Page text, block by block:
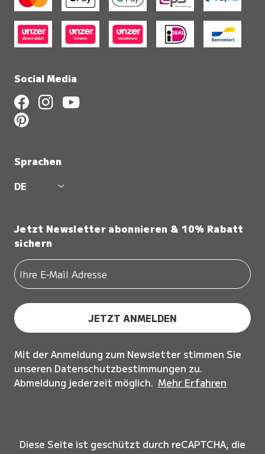
Social Media
Sprachen
DE
Jetzt Newsletter abonnieren & 10% Rabatt
sichern
JETZT ANMELDEN
Mit der Anmeldung zum Newsletter stimmen Sie
unseren Datenschutzbestimmungen zu.
Abmeldung jederzeit möglich. Mehr Erfahren
Diese Seite ist geschützt durch reCAPTCHA, die